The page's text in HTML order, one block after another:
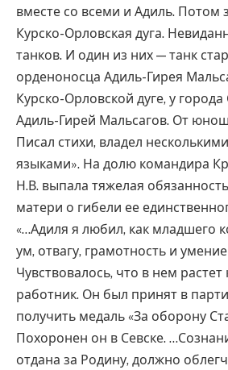
вместе со всеми и Адиль. Потом
Курско-Орловская дуга.
танков. И один из них — танк
орденоносца Адиль-Гирея
Курско-Орловской дуге, у города
Адиль-Гирей Мальсагов. От
Писал стихи, владел
языками». На долю командира
Н.В. выпала тяжелая
матери о гибели ее
«…Адиля я любил, как младшего
ум, отвагу, грамотность и
Чувствовалось, что в нем
работник. Он был принят в
получить медаль «За оборону
Похоронен он в Севске.
отдана за Родину, должно